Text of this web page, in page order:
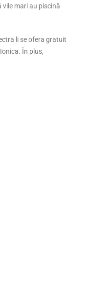
mari au piscină
li se ofera gratuit
În plus,